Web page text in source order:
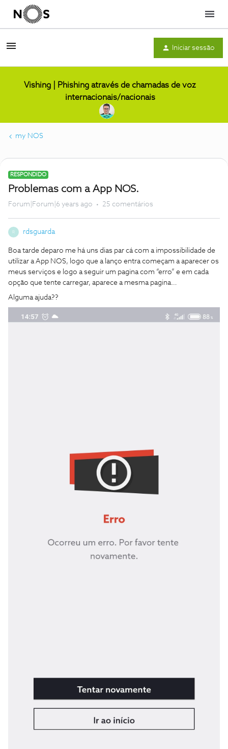
Menu
Iniciar sessão
Vishing | Phishing através de chamadas de voz
internacionais/nacionais
my NOS
RESPONDIDO
Problemas com a App NOS.
Forum|Forum|6 years ago 25 comentários
R rdsguarda
Boa tarde deparo me há uns dias par cá com a impossibilidade de
utilizar a App NOS, logo que a lanço entra começam a aparecer os
meus serviços e logo a seguir um pagina com “erro” e em cada
opção que tente carregar, aparece a mesma pagina…
Alguma ajuda??